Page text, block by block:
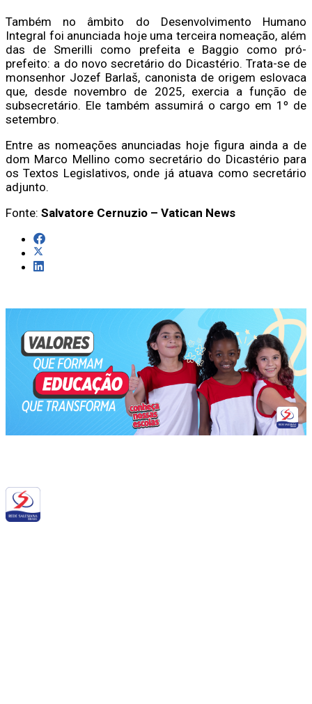
Também no âmbito do Desenvolvimento Humano
Integral foi anunciada hoje uma terceira nomeação, além
das de Smerilli como prefeita e Baggio como pró-
prefeito: a do novo secretário do Dicastério. Trata-se de
monsenhor Jozef Barlaš, canonista de origem eslovaca
que, desde novembro de 2025, exercia a função de
subsecretário. Ele também assumirá o cargo em 1º de
setembro.
Entre as nomeações anunciadas hoje figura ainda a de
dom Marco Mellino como secretário do Dicastério para
os Textos Legislativos, onde já atuava como secretário
adjunto.
Fonte: Salvatore Cernuzio – Vatican News